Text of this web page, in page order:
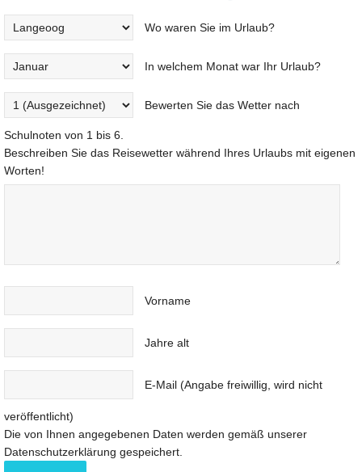
Wo waren Sie im Urlaub?
In welchem Monat war Ihr Urlaub?
Bewerten Sie das Wetter nach
Schulnoten von 1 bis 6.
Beschreiben Sie das Reisewetter während Ihres Urlaubs mit eigenen
Worten!
Vorname
Jahre alt
E-Mail (Angabe freiwillig, wird nicht
veröffentlicht)
Die von Ihnen angegebenen Daten werden gemäß unserer
Datenschutzerklärung gespeichert.